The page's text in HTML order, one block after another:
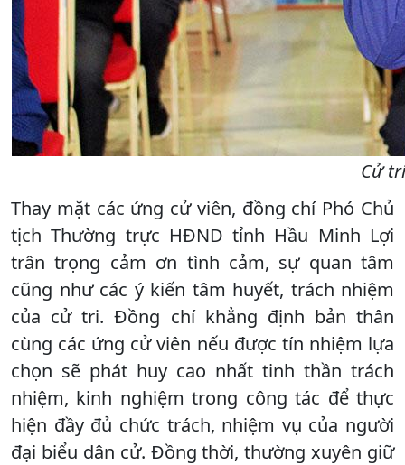
Cử
Thay mặt các ứng cử viên, đồng chí Phó Chủ
tịch Thường trực HĐND tỉnh Hầu Minh Lợi
trân trọng cảm ơn tình cảm, sự quan tâm
cũng như các ý kiến tâm huyết, trách nhiệm
của cử tri. Đồng chí khẳng định bản thân
cùng các ứng cử viên nếu được tín nhiệm lựa
chọn sẽ phát huy cao nhất tinh thần trách
nhiệm, kinh nghiệm trong công tác để thực
hiện đầy đủ chức trách, nhiệm vụ của người
đại biểu dân cử. Đồng thời, thường xuyên giữ